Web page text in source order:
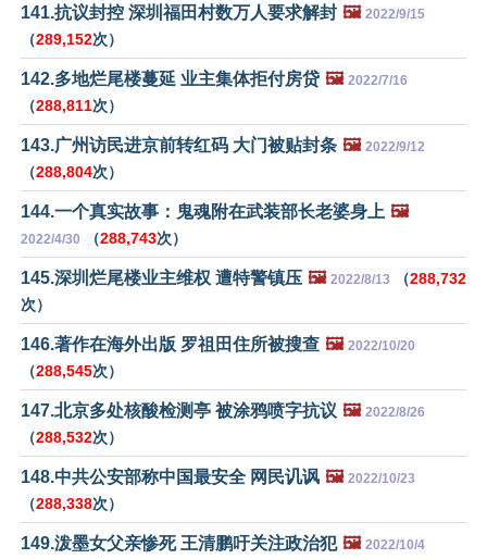
141.抗议封控 深圳福田村数万人要求解封 🖼️ 2022/9/15
（289,152次）
142.多地烂尾楼蔓延 业主集体拒付房贷 🖼️ 2022/7/16
（288,811次）
143.广州访民进京前转红码 大门被贴封条 🖼️ 2022/9/12
（288,804次）
144.一个真实故事：鬼魂附在武装部长老婆身上 🖼️
2022/4/30 （288,743次）
145.深圳烂尾楼业主维权 遭特警镇压 🖼️ 2022/8/13 （288,732
次）
146.著作在海外出版 罗祖田住所被搜查 🖼️ 2022/10/20
（288,545次）
147.北京多处核酸检测亭 被涂鸦喷字抗议 🖼️ 2022/8/26
（288,532次）
148.中共公安部称中国最安全 网民讥讽 🖼️ 2022/10/23
（288,338次）
149.泼墨女父亲惨死 王清鹏吁关注政治犯 🖼️ 2022/10/4